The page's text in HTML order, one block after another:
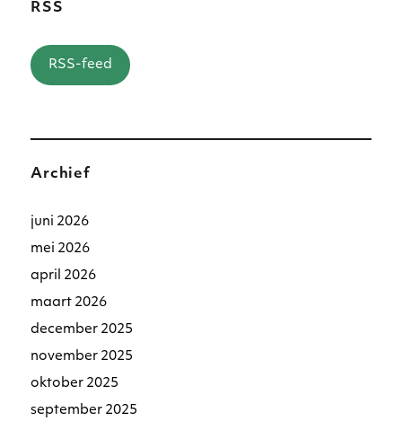
RSS
RSS-feed
Archief
juni 2026
mei 2026
april 2026
maart 2026
december 2025
november 2025
oktober 2025
september 2025